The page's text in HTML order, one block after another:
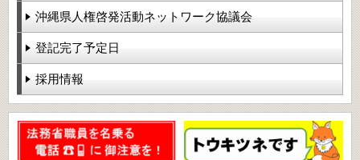
沖縄県人権啓発活動ネットワーク協議会
登記完了予定日
採用情報